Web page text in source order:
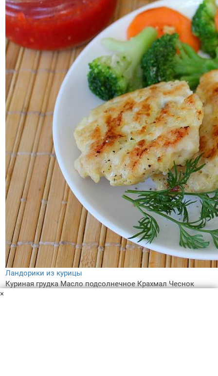
Ландорики из курицы
Куриная грудка Масло подсолнечное Крахмал Чеснок
×